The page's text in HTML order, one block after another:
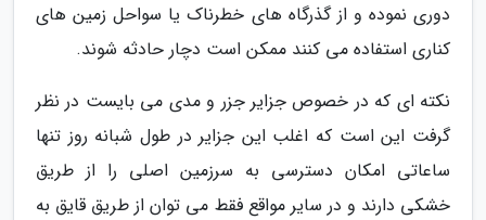
دوری نموده و از گذرگاه های خطرناک یا سواحل زمین های
کناری استفاده می کنند ممکن است دچار حادثه شوند.
نکته ای که در خصوص جزایر جزر و مدی می بایست در نظر
گرفت این است که اغلب این جزایر در طول شبانه روز تنها
ساعاتی امکان دسترسی به سرزمین اصلی را از طریق
خشکی دارند و در سایر مواقع فقط می توان از طریق قایق به